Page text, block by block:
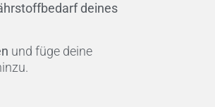
deines
und füge deine